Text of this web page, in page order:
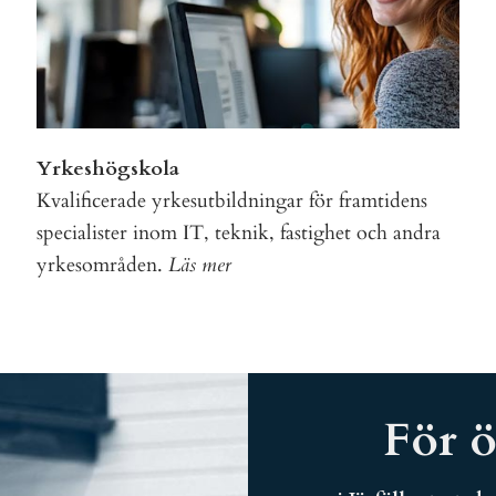
Yrkeshögskola
Kvalificerade yrkesutbildningar för framtidens
specialister inom IT, teknik, fastighet och andra
yrkesområden. Läs mer
För